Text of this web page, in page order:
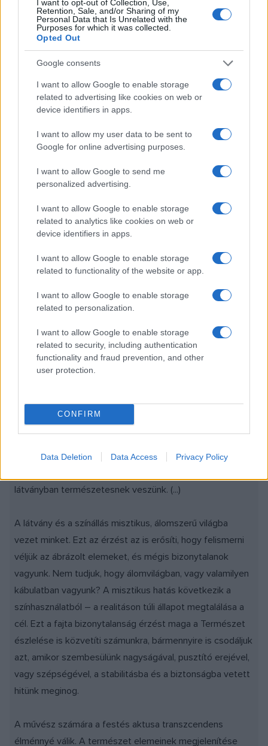
I want to opt-out of Collection, Use,
Retention, Sale, and/or Sharing of my
Personal Data that Is Unrelated with the
Purposes for which it was collected.
Opted Out
Google consents
I want to allow Google to enable storage
related to advertising like cookies on web or
device identifiers in apps.
I want to allow my user data to be sent to
Google for online advertising purposes.
I want to allow Google to send me
personalized advertising.
I want to allow Google to enable storage
related to analytics like cookies on web or
device identifiers in apps.
I want to allow Google to enable storage
related to functionality of the website or app.
I want to allow Google to enable storage
related to personalization.
I want to allow Google to enable storage
related to security, including authentication
functionality and fraud prevention, and other
user protection.
CONFIRM
Data Deletion Data Access Privacy Policy
(étterem, vagy kirakat) megjelenő akt, akiről nem tudjuk
eldönteni, hogy ő néz minket belülről, vagy ő tükröződik
az ablakban, és mi vagyunk belül. A térrel való játék, és a
kint/bent felcserélése is egyfajta határélménynek az
átéléséhez, átgondolásához segít hozzá. Illetve a tekintet
iránya is két felől működik: belülről kifelé és kívülről befelé.
A kiállítás címe:Szín-Tükör , és az elmúlt egy év
festészeti anyagából válogatott a kurátor kiváló érzékkel.
Az alkotói koncepció lényege: „kilépni a komfortzónából”
az érzelmek szabadon engedése által. A képeken
megjelenik a lombok tükröződése, de a festő nem
felismerhető tájképet szeretne létrehozni, hanem sokkal
inkább egy gesztust alkot, amelyben az ecsetkezelés és
a mozdulat kíséri az érzelmeket, amelyet a természeti
motívumok megjelenítenek. Eltávolodik, és színben eltér a
hagyományos tájkép színeitől és az impresszionizmus
képi világától, ugyanakkor fontos párhuzamnak tartja az
de nem szeretné, ha ezek a munkák utánérzései lennének
a nagy elődöknek.
vízparton tükröződő zöld lombok látványa, de az új
sorozat színei robbannak: vörösek, narancsok,
A képek ilyen színállása eltávolítja a dolgokat a valóságos
látványban természetesnek veszünk. (...)
A látvány és a színállás misztikus, álomszerű világba
vezet minket. Ezt az érzést az is erősíti, hogy felismerni
véljük az ábrázolt elemeket, és mégis bizonytalanok
vagyunk. Nem tudjuk, hogy álomvilágban, vagy valamilyen
kábulatban vagyunk? A misztikus hatás következik a
színhasználatból – a realitáson túli állapot megtalálása a
cél. Ezt a fajta bizonytalanság érzést maga a Természet
észlelése is közvetíti számunkra, bármennyire is csodáljuk
azt, amikor szembesülünk nagyságával, pusztító erejével,
vagy szépségével, a stabilitásba és a biztonságba vetett
hitünk meginog.
A művész számára a festés aktusa transzcendens
élménnyé válik. A természet elemeinek megjelenítése